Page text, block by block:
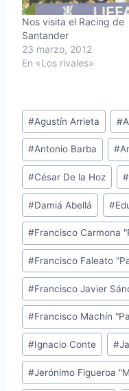
Nos visita el Racing de
Santander
23 marzo, 2012
En «Los rivales»
Etiquetas
de
la
entrada:
#Agustín Arrieta #
#Antonio Barba #
#César De la Hoz #
#Damiá Abellá #
#Francisco Carmona
#Francisco Faleato
#Francisco Javier
#Francisco Machín
#Ignacio Conte #
#Jerónimo Figueroa